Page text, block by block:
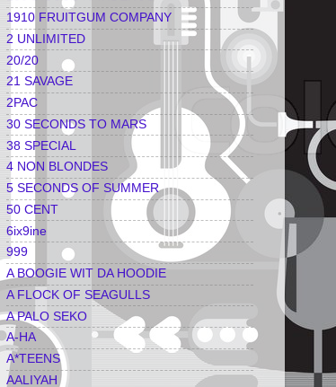
1910 FRUITGUM COMPANY
2 UNLIMITED
20/20
21 SAVAGE
2PAC
30 SECONDS TO MARS
38 SPECIAL
4 NON BLONDES
5 SECONDS OF SUMMER
50 CENT
6ix9ine
999
A BOOGIE WIT DA HOODIE
A FLOCK OF SEAGULLS
A PALO SEKO
A-HA
A*TEENS
AALIYAH